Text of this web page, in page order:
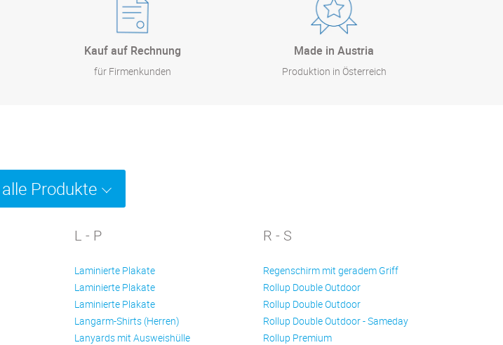
Kauf auf Rechnung
für Firmenkunden
Made in Austria
Produktion in Österreich
alle Produkte
L - P
Laminierte Plakate
Laminierte Plakate
Laminierte Plakate
Langarm-Shirts (Herren)
Lanyards mit Ausweishülle
R - S
Regenschirm mit geradem Griff
Rollup Double Outdoor
Rollup Double Outdoor
Rollup Double Outdoor - Sameday
Rollup Premium